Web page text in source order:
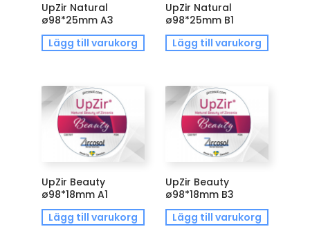
UpZir Natural
ø98*25mm A3
Lägg till varukorg
UpZir Natural
ø98*25mm B1
Lägg till varukorg
UpZir Beauty
ø98*18mm A1
Lägg till varukorg
UpZir Beauty
ø98*18mm B3
Lägg till varukorg